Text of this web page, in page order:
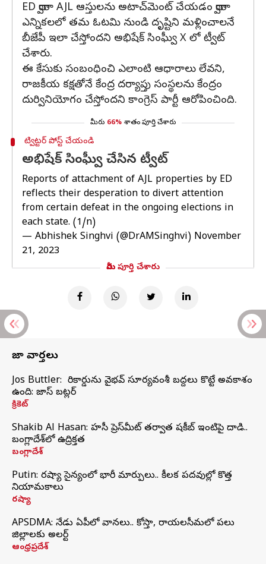
ED ద్వారా AJL ఆస్తులను అటాచ్‌మెంట్ చేయడం ద్వారా
ఎన్నికలలో తమ ఓటమి నుండి దృష్టిని మళ్లించాలనే
బీజేపీ ఇలా చేస్తోందని అభిషేక్ సింఘ్వీ X లో ట్వీట్
చేశారు.
ఈ కేసుకు సంబంధించి ఎలాంటి ఆధారాలు లేవని,
రాజకీయ కక్షతోనే కేంద్ర దర్యాప్తు సంస్థలను కేంద్రం
దుర్వినియోగం చేస్తోందని కాంగ్రెస్ పార్టీ ఆరోపించింది.
మీరు 66% శాతం పూర్తి చేశారు
ట్విట్టర్ పోస్ట్ చేయండి
అభిషేక్ సింఘ్వీ చేసిన ట్వీట్
Reports of attachment of AJL properties by ED
reflects their desperation to divert attention
from certain defeat in the ongoing elections in
each state. (1/n)
— Abhishek Singhvi (@DrAMSinghvi) November
21, 2023
మీరు పూర్తి చేశారు
తాజా వార్తలు
Jos Buttler: నా రికార్డును వైభవ్ సూర్యవంశీ బద్దలు కొట్టే అవకాశం
ఉంది: జాస్ బట్లర్
క్రికెట్
Shakib Al Hasan: హసీనా ప్రెస్‌మీట్‌ తర్వాత షకీబ్‌ ఇంటిపై దాడి..
బంగ్లాదేశ్‌లో ఉద్రిక్తత
బంగ్లాదేశ్
Putin: రష్యా సైన్యంలో భారీ మార్పులు.. కీలక పదవుల్లో కొత్త
నియామకాలు
రష్యా
APSDMA: నేడు ఏపీలో వానలు.. కోస్తా, రాయలసీమలో పలు
జిల్లాలకు అలర్ట్
ఆంధ్రప్రదేశ్